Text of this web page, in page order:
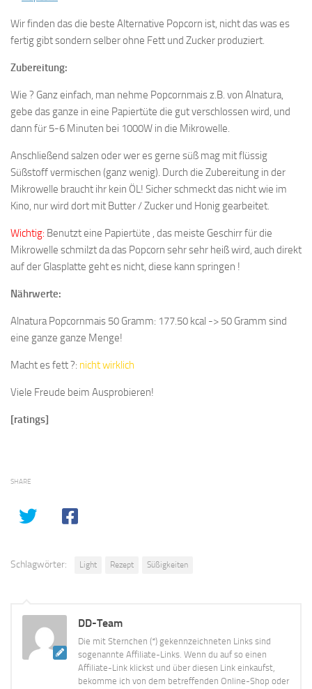
Wir finden das die beste Alternative Popcorn ist, nicht das was es
fertig gibt sondern selber ohne Fett und Zucker produziert.
Zubereitung:
Wie ? Ganz einfach, man nehme Popcornmais z.B. von Alnatura,
gebe das ganze in eine Papiertüte die gut verschlossen wird, und
dann für 5-6 Minuten bei 1000W in die Mikrowelle.
Anschließend salzen oder wer es gerne süß mag mit flüssig
Süßstoff vermischen (ganz wenig). Durch die Zubereitung in der
Mikrowelle braucht ihr kein ÖL! Sicher schmeckt das nicht wie im
Kino, nur wird dort mit Butter / Zucker und Honig gearbeitet.
Wichtig: Benutzt eine Papiertüte , das meiste Geschirr für die
Mikrowelle schmilzt da das Popcorn sehr sehr heiß wird, auch direkt
auf der Glasplatte geht es nicht, diese kann springen !
Nährwerte:
Alnatura Popcornmais 50 Gramm: 177.50 kcal -> 50 Gramm sind
eine ganze ganze Menge!
Macht es fett ?: nicht wirklich
Viele Freude beim Ausprobieren!
[ratings]
SHARE
Schlagwörter: Light Rezept Süßigkeiten
DD-Team
Die mit Sternchen (*) gekennzeichneten Links sind
sogenannte Affiliate-Links. Wenn du auf so einen
Affiliate-Link klickst und über diesen Link einkaufst,
bekomme ich von dem betreffenden Online-Shop oder